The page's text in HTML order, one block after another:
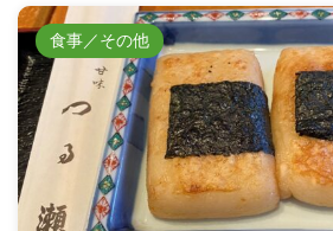
食事／その他